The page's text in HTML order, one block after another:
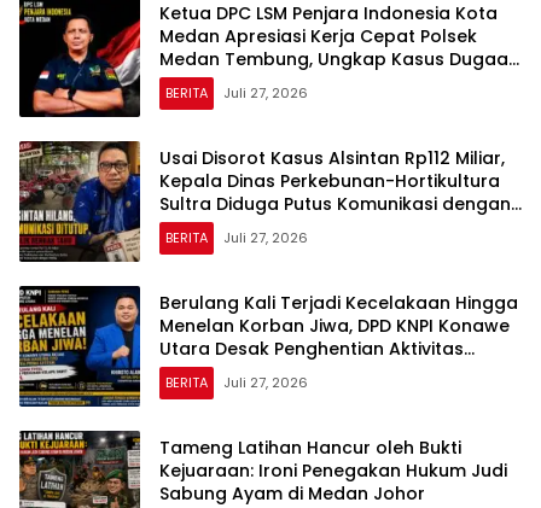
Ketua DPC LSM Penjara Indonesia Kota
Medan Apresiasi Kerja Cepat Polsek
Medan Tembung, Ungkap Kasus Dugaan
Pemerasan
BERITA Juli 27, 2026
Usai Disorot Kasus Alsintan Rp112 Miliar,
Kepala Dinas Perkebunan-Hortikultura
Sultra Diduga Putus Komunikasi dengan
Media
BERITA Juli 27, 2026
Berulang Kali Terjadi Kecelakaan Hingga
Menelan Korban Jiwa, DPD KNPI Konawe
Utara Desak Penghentian Aktivitas
Hauling dan Evaluasi Total Perizinan PT
Sultra Prima Lestari
BERITA Juli 27, 2026
Tameng Latihan Hancur oleh Bukti
Kejuaraan: Ironi Penegakan Hukum Judi
Sabung Ayam di Medan Johor